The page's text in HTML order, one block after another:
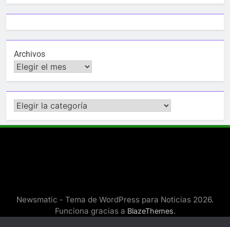
Archivos
Categorías
Newsmatic - Tema de WordPress para Noticias 2026.
Funciona gracias a BlazeThemes.